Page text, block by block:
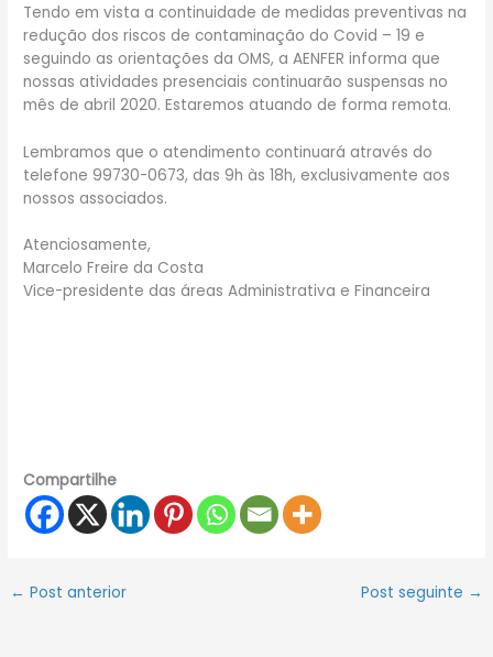
Tendo em vista a continuidade de medidas preventivas na
redução dos riscos de contaminação do Covid – 19 e
seguindo as orientações da OMS, a AENFER informa que
nossas atividades presenciais continuarão suspensas no
mês de abril 2020. Estaremos atuando de forma remota.
Lembramos que o atendimento continuará através do
telefone 99730-0673, das 9h às 18h, exclusivamente aos
nossos associados.
Atenciosamente,
Marcelo Freire da Costa
Vice-presidente das áreas Administrativa e Financeira
Compartilhe
← Post anterior Post seguinte →